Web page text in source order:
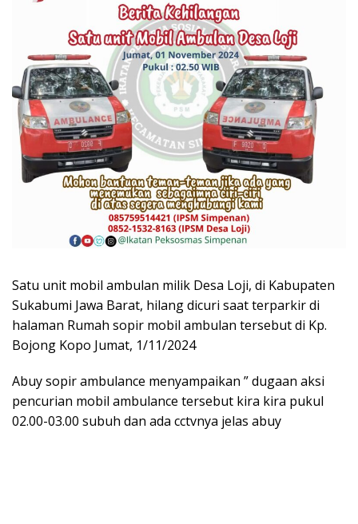
Satu unit mobil ambulan milik Desa Loji, di Kabupaten
Sukabumi Jawa Barat, hilang dicuri saat terparkir di
halaman Rumah sopir mobil ambulan tersebut di Kp.
Bojong Kopo Jumat, 1/11/2024
Abuy sopir ambulance menyampaikan ” dugaan aksi
pencurian mobil ambulance tersebut kira kira pukul
02.00-03.00 subuh dan ada cctvnya jelas abuy